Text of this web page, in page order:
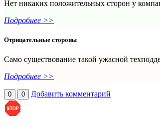
Нет никаких положительных сторон у
Подробнее >>
Отрицательные стороны
Само существование такой ужасной
Подробнее >>
0 0 Добавить комментарий